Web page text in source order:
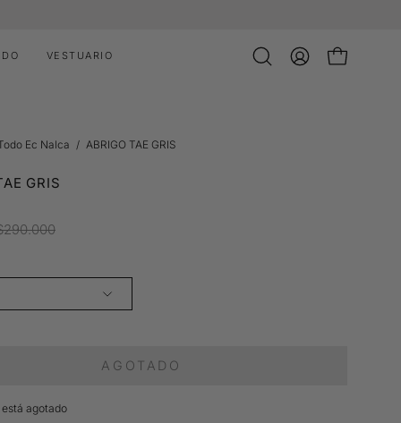
VESTUARIO
Abrir
MI
CARRO
Ec Nalca / ABRIGO TAE GRIS
GRIS
AGOTADO
agotado